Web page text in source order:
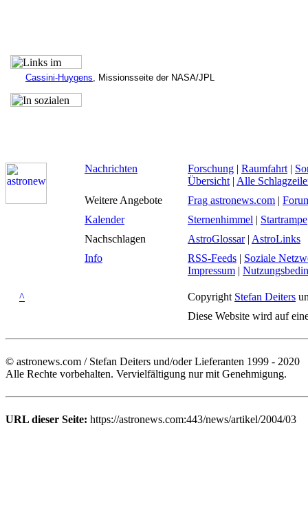
Cassini-Huygens, Missionsseite der NASA/JPL
Nachrichten Forschung | Raumfahrt |
Übersicht | Alle
Weitere Angebote
Frag astronews.com |
Kalender
Sternenhimmel | Startrampe
Nachschlagen
AstroGlossar| AstroLinks
Info
RSS-Feeds | Soziale
Impressum |
^ Copyright Stefan Deiters
Diese Website wird auf
© astronews.com / Stefan Deiters und/oder Lieferanten 1999 - 2020
Alle Rechte vorbehalten. Vervielfältigung nur mit Genehmigung.
URL dieser Seite: https://astronews.com:443/news/artikel/2004/03